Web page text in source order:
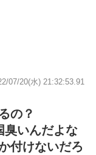
07/20(水) 21:32:53.91
の？
臭いんだよな
付けないだろ